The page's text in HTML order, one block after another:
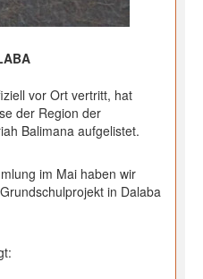
vor Ort vertritt, hat
der Region der
Balimana aufgelistet.
im Mai haben wir
in Dalaba